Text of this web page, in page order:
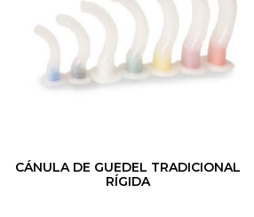
CÁNULA DE GUEDEL TRADICIONAL
RÍGIDA